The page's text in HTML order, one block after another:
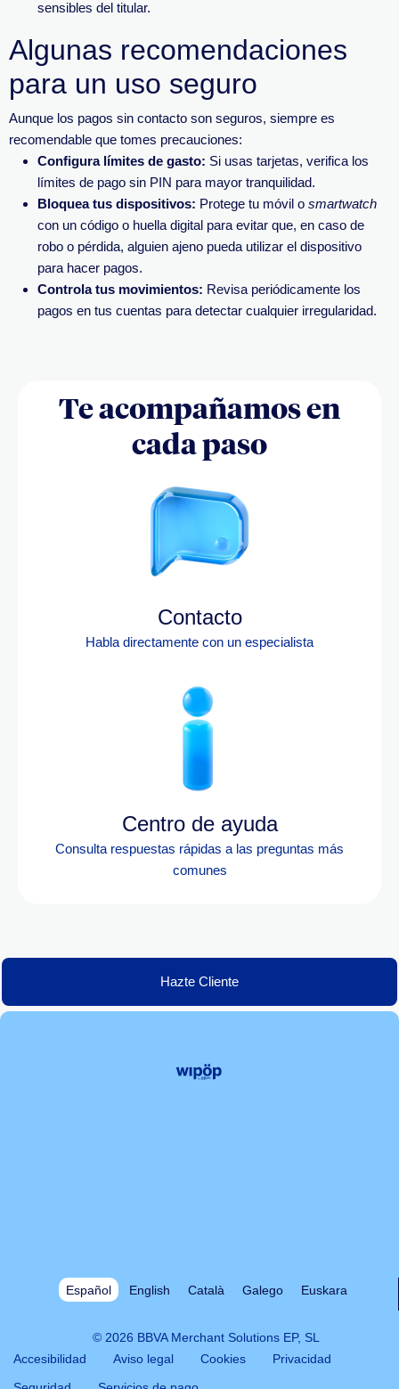
sensibles del titular.
Algunas recomendaciones
para un uso seguro
Aunque los pagos sin contacto son seguros, siempre es
recomendable que tomes precauciones:
Configura límites de gasto: Si usas tarjetas, verifica los
límites de pago sin PIN para mayor tranquilidad.
Bloquea tus dispositivos: Protege tu móvil o smartwatch
con un código o huella digital para evitar que, en caso de
robo o pérdida, alguien ajeno pueda utilizar el dispositivo
para hacer pagos.
Controla tus movimientos: Revisa periódicamente los
pagos en tus cuentas para detectar cualquier irregularidad.
Te acompañamos en
cada paso
Contacto
Habla directamente con un especialista
Centro de ayuda
Consulta respuestas rápidas a las preguntas más
comunes
Hazte Cliente
Español English Català Galego Euskara
© 2026 BBVA Merchant Solutions EP, SL
Accesibilidad
Aviso legal Cookies
Privacidad